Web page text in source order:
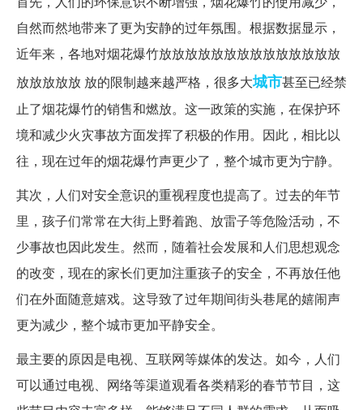
自然而然地带来了更为安静的过年氛围。根据数据显示，
近年来，各地对烟花爆竹放放放放放放放放放放放放放放
放放放放放 放的限制越来越严格，很多大城市甚至已经禁
止了烟花爆竹的销售和燃放。这一政策的实施，在保护环
境和减少火灾事故方面发挥了积极的作用。因此，相比以
往，现在过年的烟花爆竹声更少了，整个城市更为宁静。
其次，人们对安全意识的重视程度也提高了。过去的年节
里，孩子们常常在大街上野着跑、放雷子等危险活动，不
少事故也因此发生。然而，随着社会发展和人们思想观念
的改变，现在的家长们更加注重孩子的安全，不再放任他
们在外面随意嬉戏。这导致了过年期间街头巷尾的嬉闹声
更为减少，整个城市更加平静安全。
最主要的原因是电视、互联网等媒体的发达。如今，人们
可以通过电视、网络等渠道观看各类精彩的春节节目，这